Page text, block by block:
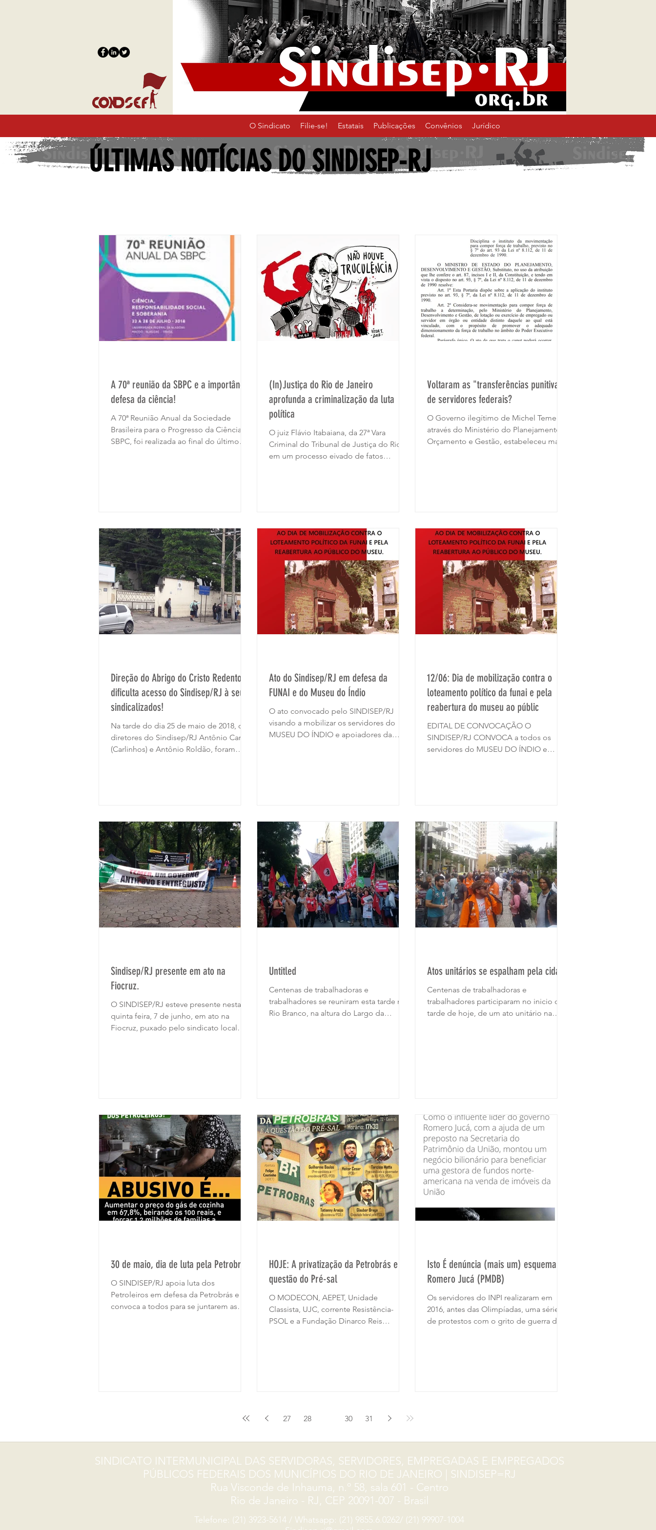
O Sindicato Filie-se! Estatais Publicações Convênios Jurídico
ÚLTIMAS NOTÍCIAS DO SINDISEP-RJ
Sua comunidade Organização Museu do Índio Assembleia
A 70ª reunião da SBPC e a importância
defesa da ciência!
A 70ª Reunião Anual da Sociedade
Brasileira para o Progresso da Ciência,
SBPC, foi realizada ao final do último
(In)Justiça do Rio de Janeiro
aprofunda a criminalização da luta
política
O juiz Flávio Itabaiana, da 27ª Vara
Criminal do Tribunal de Justiça do Rio,
em um processo eivado de fatos
Voltaram as "transferências punitivas"
de servidores federais?
O Governo ilegítimo de Michel Temer,
através do Ministério do Planejamento,
Orçamento e Gestão, estabeleceu mais
Direção do Abrigo do Cristo Redentor
dificulta acesso do Sindisep/RJ à seus
sindicalizados!
Na tarde do dia 25 de maio de 2018, os
diretores do Sindisep/RJ Antônio Carlos
(Carlinhos) e Antônio Roldão, foram
Ato do Sindisep/RJ em defesa da
FUNAI e do Museu do Índio
O ato convocado pelo SINDISEP/RJ
visando a mobilizar os servidores do
MUSEU DO ÍNDIO e apoiadores da
12/06: Dia de mobilização contra o
loteamento político da funai e pela
reabertura do museu ao públic
EDITAL DE CONVOCAÇÃO O
SINDISEP/RJ CONVOCA a todos os
servidores do MUSEU DO ÍNDIO e
Sindisep/RJ presente em ato na
Fiocruz.
O SINDISEP/RJ esteve presente nesta
quinta feira, 7 de junho, em ato na
Fiocruz, puxado pelo sindicato local
Untitled
Centenas de trabalhadoras e
trabalhadores se reuniram esta tarde na
Rio Branco, na altura do Largo da
Atos unitários se espalham pela cidade
Centenas de trabalhadoras e
trabalhadores participaram no inicio da
tarde de hoje, de um ato unitário na
30 de maio, dia de luta pela Petrobrás.
O SINDISEP/RJ apoia luta dos
Petroleiros em defesa da Petrobrás e
convoca a todos para se juntarem as
HOJE: A privatização da Petrobrás e a
questão do Pré-sal
O MODECON, AEPET, Unidade
Classista, UJC, corrente Resistência-
PSOL e a Fundação Dinarco Reis
Isto É denúncia (mais um) esquema de
Romero Jucá (PMDB)
Os servidores do INPI realizaram em
2016, antes das Olimpíadas, uma série
de protestos com o grito de guerra de
27 28 30 31
SINDICATO INTERMUNICIPAL DAS SERVIDORAS, SERVIDORES, EMPREGADAS E EMPREGADOS
PÚBLICOS FEDERAIS DOS MUNICÍPIOS DO RIO DE JANEIRO | SINDISEP=RJ
Rua Visconde de Inhauma, n.º 58, sala 601 - Centro
Rio de Janeiro - RJ, CEP 20091-007 - Brasil
Telefone: (21) 3923-5614 / Whatsapp: (21) 9855.6.0262/ (21) 99907-1004